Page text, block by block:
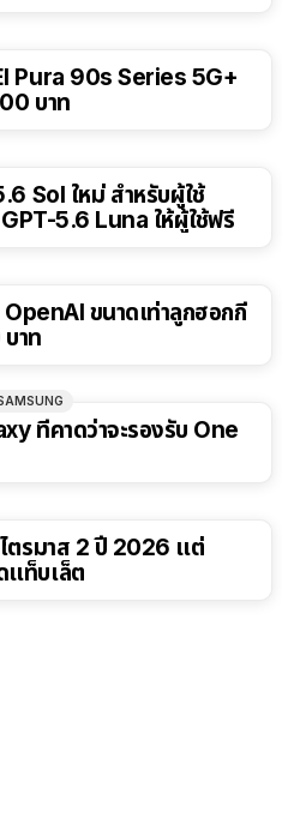
Pura 90s Series 5G+
บาท
Sol ใหม่ สำหรับผู้ใช้
5.6 Luna ให้ผู้ใช้ฟรี
ขนาดเท่าลูกฮอกกี้
บาท
ที่คาดว่าจะรองรับ One
ตรมาส 2 ปี 2026 แต่
แท็บเล็ต